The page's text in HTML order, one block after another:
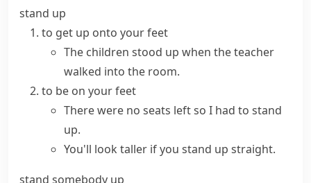
stand up
to get up onto your feet
The children stood up when the teacher
walked into the room.
to be on your feet
There were no seats left so I had to stand
up.
You'll look taller if you stand up straight.
stand somebody up